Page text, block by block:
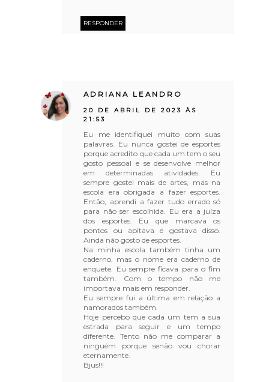
RESPONDER
ADRIANA LEANDRO
20 DE ABRIL DE 2023 ÀS
21:53
Eu me identifiquei muito com suas
palavras. Eu nunca gostei de esportes
porque acredito que cada um tem o seu
gosto pessoal e se desenvolve melhor
em determinadas atividades. Eu
sempre gostei mais de artes, mas na
escola era obrigada a fazer esportes.
Então, aprendi a fazer tudo errado só
para não ser escolhida. Eu era a juíza
dos esportes. Eu que marcava os
pontos ou apitava e gostava disso.
Ainda não gosto de esportes.
Na minha escola também tinha um
caderno, mas o nome era caderno de
enquete. Eu sempre ficava para o fim
também. Com o tempo não me
importava mais em responder.
Eu sempre fui a última em relação a
namorados também.
Hoje percebo que cada um tem a sua
estrada para seguir e um tempo
diferente. Tento não me comparar a
ninguém porque senão vou chorar
eternamente.
Bjus!!!